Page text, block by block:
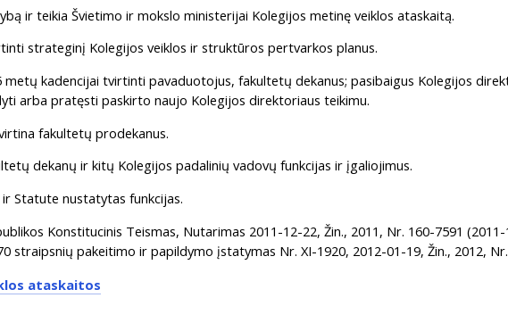
ir teikia Švietimo ir mokslo ministerijai Kolegijos metinę veiklos ataskaitą.
strateginį Kolegijos veiklos ir struktūros pertvarkos planus.
metų kadencijai tvirtinti pavaduotojus, fakultetų dekanus; pasibaigus Kolegijos
arba pratęsti paskirto naujo Kolegijos direktoriaus teikimu.
fakultetų prodekanus.
dekanų ir kitų Kolegijos padalinių vadovų funkcijas ir įgaliojimus.
Statute nustatytas funkcijas.
Konstitucinis Teismas, Nutarimas 2011-12-22, Žin., 2011, Nr. 160-7591
straipsnių pakeitimo ir papildymo įstatymas Nr. XI-1920, 2012-01-19, Žin., 2012,
ataskaitos